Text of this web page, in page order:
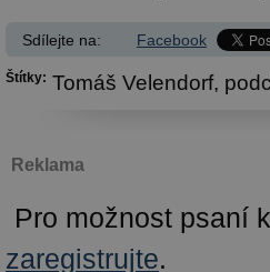
Sdílejte na: Facebook
Štítky: Tomáš Velendorf,
Reklama
Pro možnost psaní
zaregistrujte.